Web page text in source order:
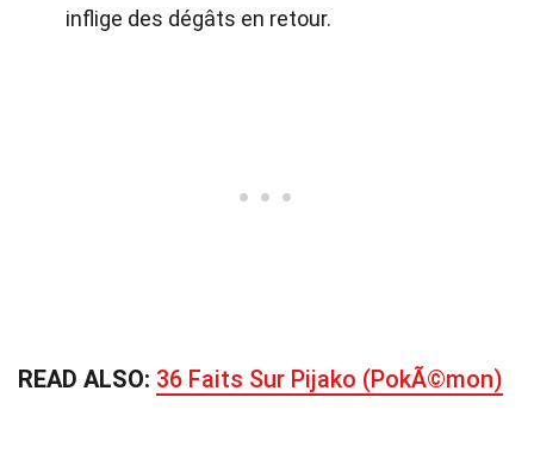
inflige des dégâts en retour.
READ ALSO: 36 Faits Sur Pijako (PokÃ©mon)